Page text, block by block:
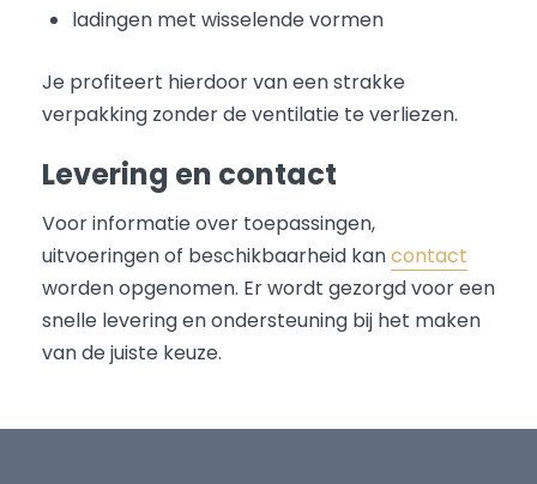
ladingen met wisselende vormen
Je profiteert hierdoor van een strakke
verpakking zonder de ventilatie te verliezen.
Levering en contact
Voor informatie over toepassingen,
uitvoeringen of beschikbaarheid kancontact
worden opgenomen. Er wordt gezorgd voor een
snelle levering en ondersteuning bij het maken
van de juiste keuze.